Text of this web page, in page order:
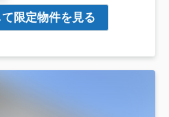
限定物件を見る